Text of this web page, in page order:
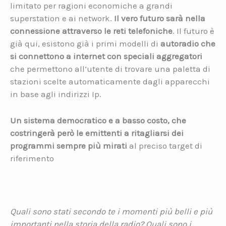
limitato per ragioni economiche a grandi
superstation e ai network. Il vero futuro sarà nella
connessione attraverso le reti telefoniche. Il futuro è
già qui, esistono già i primi modelli di autoradio che
si connettono a internet con speciali aggregatori
che permettono all’utente di trovare una paletta di
stazioni scelte automaticamente dagli apparecchi
in base agli indirizzi Ip.
Un sistema democratico e a basso costo, che
costringerà però le emittenti a ritagliarsi dei
programmi sempre più mirati al preciso target di
riferimento
Quali sono stati secondo te i momenti più belli e più
importanti nella storia della radio? Quali sono i